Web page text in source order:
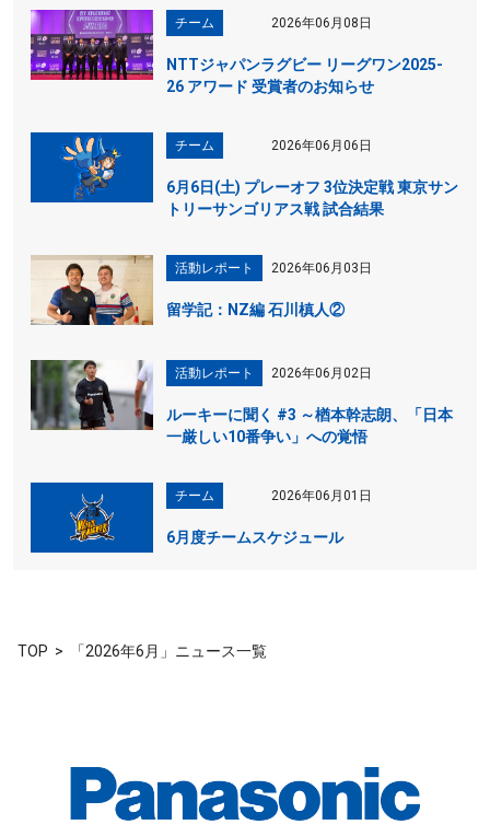
チーム 2026年06月08日
NTTジャパンラグビー リーグワン2025-
26 アワード 受賞者のお知らせ
チーム 2026年06月06日
6月6日(土) プレーオフ 3位決定戦 東京サン
トリーサンゴリアス戦 試合結果
活動レポート 2026年06月03日
留学記：NZ編 石川槙人②
活動レポート 2026年06月02日
ルーキーに聞く #3 ～楢本幹志朗、「日本
一厳しい10番争い」への覚悟
チーム 2026年06月01日
6月度チームスケジュール
TOP 「2026年6月」ニュース一覧